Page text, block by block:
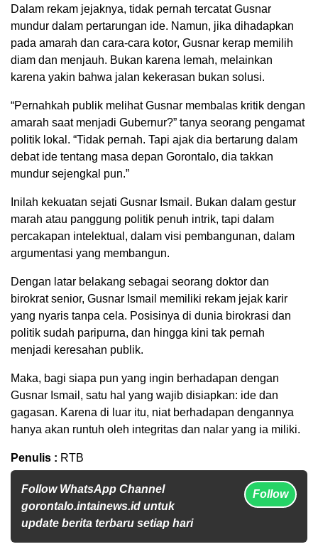
Dalam rekam jejaknya, tidak pernah tercatat Gusnar
mundur dalam pertarungan ide. Namun, jika dihadapkan
pada amarah dan cara-cara kotor, Gusnar kerap memilih
diam dan menjauh. Bukan karena lemah, melainkan
karena yakin bahwa jalan kekerasan bukan solusi.
“Pernahkah publik melihat Gusnar membalas kritik dengan
amarah saat menjadi Gubernur?” tanya seorang pengamat
politik lokal. “Tidak pernah. Tapi ajak dia bertarung dalam
debat ide tentang masa depan Gorontalo, dia takkan
mundur sejengkal pun.”
Inilah kekuatan sejati Gusnar Ismail. Bukan dalam gestur
marah atau panggung politik penuh intrik, tapi dalam
percakapan intelektual, dalam visi pembangunan, dalam
argumentasi yang membangun.
Dengan latar belakang sebagai seorang doktor dan
birokrat senior, Gusnar Ismail memiliki rekam jejak karir
yang nyaris tanpa cela. Posisinya di dunia birokrasi dan
politik sudah paripurna, dan hingga kini tak pernah
menjadi keresahan publik.
Maka, bagi siapa pun yang ingin berhadapan dengan
Gusnar Ismail, satu hal yang wajib disiapkan: ide dan
gagasan. Karena di luar itu, niat berhadapan dengannya
hanya akan runtuh oleh integritas dan nalar yang ia miliki.
Penulis : RTB
Follow WhatsApp Channel
gorontalo.intainews.id untuk
update berita terbaru setiap hari
Follow